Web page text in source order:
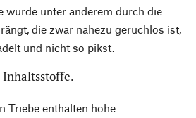
wurde unter anderem durch die
die zwar nahezu geruchlos ist,
und nicht so pikst.
Inhaltsstoffe.
Triebe enthalten hohe